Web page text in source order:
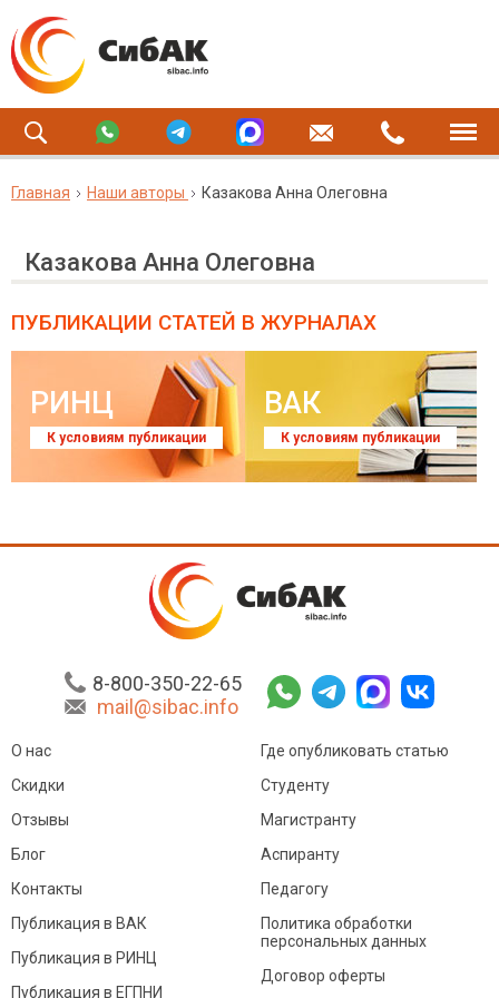
Главная Наши авторы Казакова Анна Олеговна
Казакова Анна Олеговна
ПУБЛИКАЦИИ СТАТЕЙ В ЖУРНАЛАХ
РИНЦ
К условиям публикации
ВАК
К условиям публикации
8-800-350-22-65
mail@sibac.info
О нас
Скидки
Отзывы
Блог
Контакты
Где опубликовать статью
Студенту
Магистранту
Аспиранту
Педагогу
Публикация в ВАК
Публикация в РИНЦ
Публикация в ЕГПНИ
Политика обработки
персональных данных
Договор оферты